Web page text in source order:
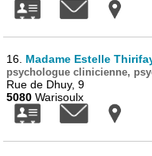
16. Madame Estelle
psychologue clinicienne,
Rue de Dhuy, 9
5080 Warisoulx